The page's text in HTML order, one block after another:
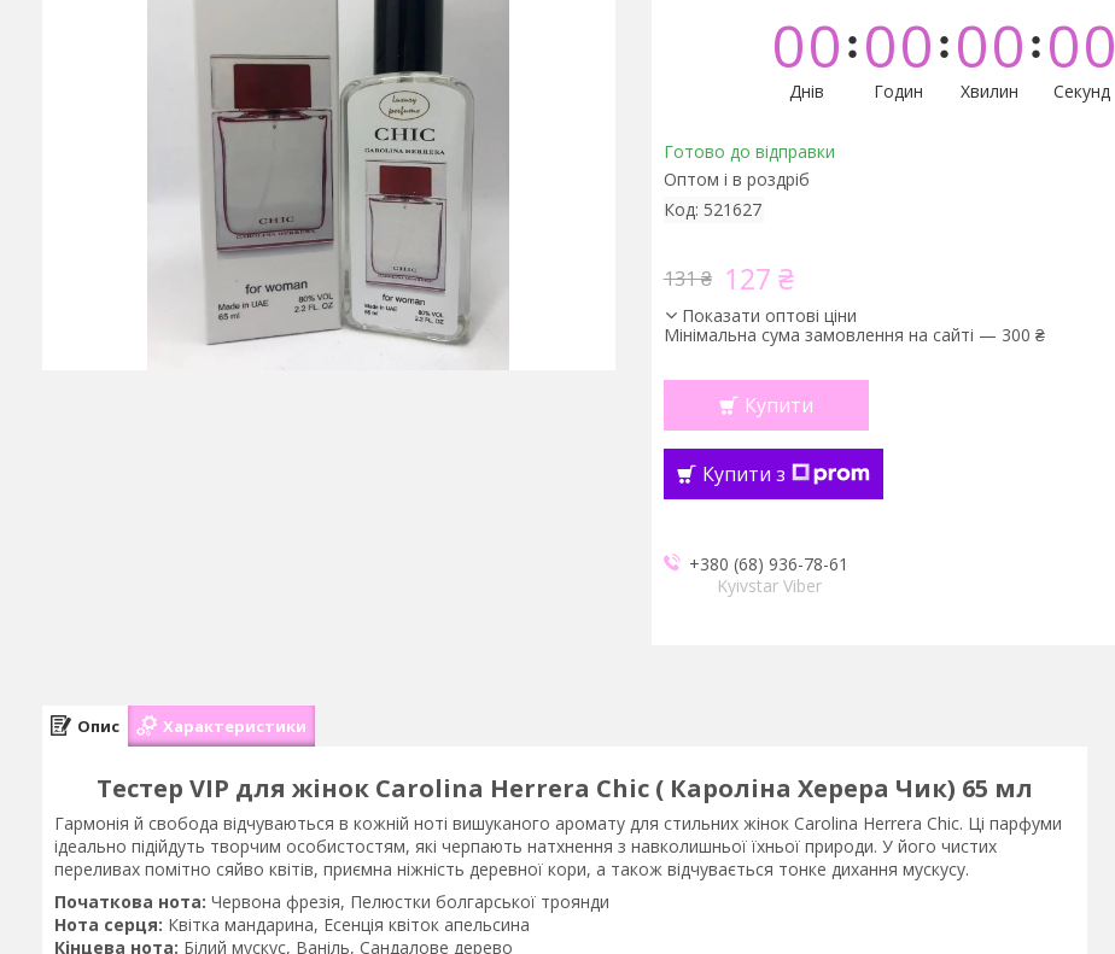
00
Днів
00
Годин
00
Хвилин
00
Секунд
Готово до відправки
Оптом і в роздріб
Код: 521627
131 ₴ 127 ₴
Показати оптові ціни
Мінімальна сума замовлення на сайті — 300 ₴
Купити
Купити з
+380 (68) 936-78-61
Kyivstar Viber
Опис Характеристики
Тестер VIP для жінок Carolina Herrera Chic ( Кароліна Херера Чик) 65 мл
Гармонія й свобода відчуваються в кожній ноті вишуканого аромату для стильних жінок Carolina Herrera Chic. Ці парфуми
ідеально підійдуть творчим особистостям, які черпають натхнення з навколишньої їхньої природи. У його чистих
переливах помітно сяйво квітів, приємна ніжність деревної кори, а також відчувається тонке дихання мускусу.
Початкова нота: Червона фрезія, Пелюстки болгарської троянди
Нота серця: Квітка мандарина, Есенція квіток апельсина
Кінцева нота: Білий мускус, Ваніль, Сандалове дерево